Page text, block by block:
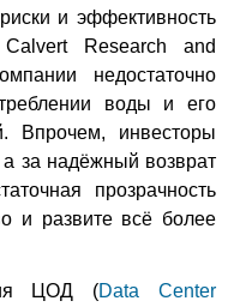
и эффективность
Research and
недостаточно
воды и его
Впрочем, инвесторы
за надёжный возврат
прозрачность
и развите всё более
ЦОД (Data Center